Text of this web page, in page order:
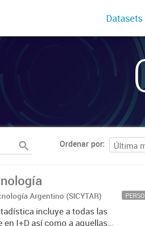
Datasets
Ordenar por
Argentino (SICYTAR)
incluye a todas las
I+D así como a aquellas